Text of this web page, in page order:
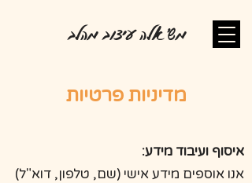
מש'אלה עיצוב מהלב
מדיניות פרטיות
איסוף ועיבוד מידע:
אנו אוספים מידע אישי (שם, טלפון, דוא"ל)